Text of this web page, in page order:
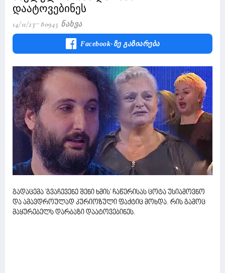
დაატოვებინეს
14/11/23 80945 Ნახვა
Facebook-Ზე Გაზიარება
გადაცემა 'გვაჩევენე შენი ხმის' ჩაწერისას ცოტა უსიამოვნო
და ამავდროულად კურიოზული ფაქტიც მოხდა. რის გამოც
მაყურებელს დარბაზი დაატოვებინეს.